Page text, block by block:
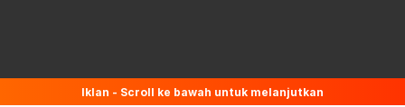
Iklan - Scroll ke bawah untuk melanjutkan